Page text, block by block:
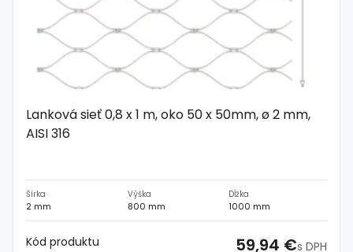
Lanková sieť 0,8 x 1 m, oko 50 x 50mm, ø 2 mm,
AISI 316
Šírka
2 mm
Výška
800 mm
Dĺžka
1000 mm
Kód produktu
59,94 €s DPH